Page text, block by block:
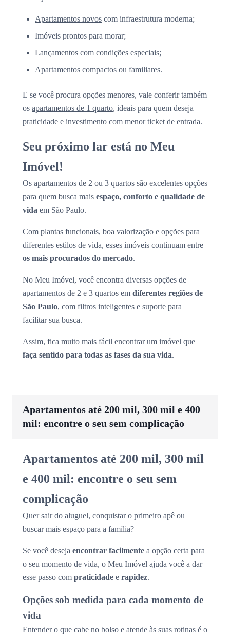
Apartamentos novos com infraestrutura moderna;
Imóveis prontos para morar;
Lançamentos com condições especiais;
Apartamentos compactos ou familiares.
E se você procura opções menores, vale conferir também
os apartamentos de 1 quarto, ideais para quem deseja
praticidade e investimento com menor ticket de entrada.
Seu próximo lar está no Meu
Imóvel!
Os apartamentos de 2 ou 3 quartos são excelentes opções
para quem busca mais espaço, conforto e qualidade de
vida em São Paulo.
Com plantas funcionais, boa valorização e opções para
diferentes estilos de vida, esses imóveis continuam entre
os mais procurados do mercado.
No Meu Imóvel, você encontra diversas opções de
apartamentos de 2 e 3 quartos em diferentes regiões de
São Paulo, com filtros inteligentes e suporte para
facilitar sua busca.
Assim, fica muito mais fácil encontrar um imóvel que
faça sentido para todas as fases da sua vida.
Apartamentos até 200 mil, 300 mil e 400
mil: encontre o seu sem complicação
Apartamentos até 200 mil, 300 mil
e 400 mil: encontre o seu sem
complicação
Quer sair do aluguel, conquistar o primeiro apê ou
buscar mais espaço para a família?
Se você deseja encontrar facilmente a opção certa para
o seu momento de vida, o Meu Imóvel ajuda você a dar
esse passo com praticidade e rapidez.
Opções sob medida para cada momento de
vida
Entender o que cabe no bolso e atende às suas rotinas é o